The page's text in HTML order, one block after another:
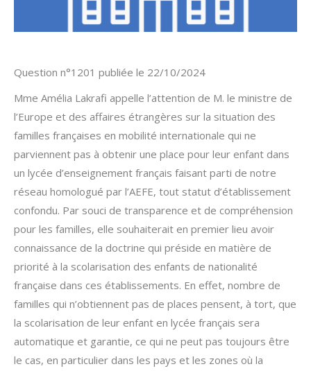
Question n°1201 publiée le 22/10/2024
Mme Amélia Lakrafi appelle l’attention de M. le ministre de
l’Europe et des affaires étrangères sur la situation des
familles françaises en mobilité internationale qui ne
parviennent pas à obtenir une place pour leur enfant dans
un lycée d’enseignement français faisant parti de notre
réseau homologué par l’AEFE, tout statut d’établissement
confondu. Par souci de transparence et de compréhension
pour les familles, elle souhaiterait en premier lieu avoir
connaissance de la doctrine qui préside en matière de
priorité à la scolarisation des enfants de nationalité
française dans ces établissements. En effet, nombre de
familles qui n’obtiennent pas de places pensent, à tort, que
la scolarisation de leur enfant en lycée français sera
automatique et garantie, ce qui ne peut pas toujours être
le cas, en particulier dans les pays et les zones où la